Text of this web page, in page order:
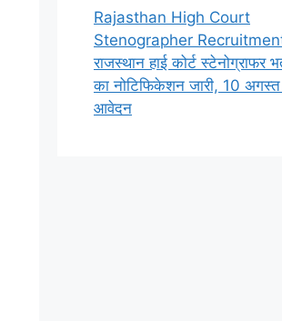
Rajasthan High Court
Stenographer
राजस्थान हाई कोर्ट स्टेनोग्राफर
का नोटिफिकेशन जारी, 10
आवेदन